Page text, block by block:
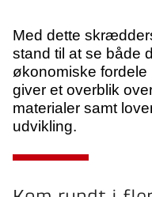
Med dette
stand til at se både
økonomiske fordele
giver et overblik
materialer samt
udvikling.